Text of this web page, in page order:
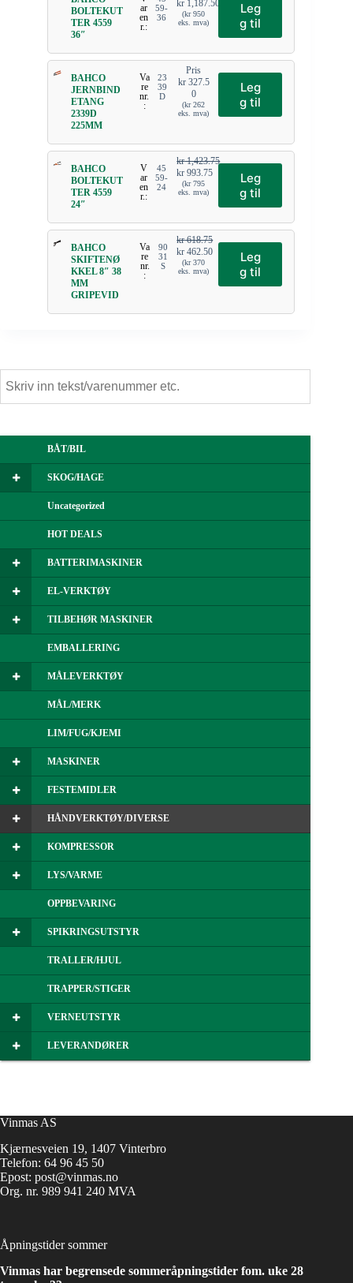
BOLTEKUT
TER 4559
36″
ar
en
r.:
59-
36
kr 1,187.50
(kr950
eks. mva)
Leg
g til
BAHCO
JERNBIND
ETANG
2339D
225MM
Va
re
nr.
:
23
39
D
Pris
kr327.5
0
(kr262
eks. mva)
Leg
g til
BAHCO
BOLTEKUT
TER 4559
24″
V
ar
en
r.:
45
59-
24
kr1,423.75
kr 993.75
(kr795
eks. mva)
Leg
g til
BAHCO
SKIFTENØ
KKEL 8″ 38
MM
GRIPEVID
Va
re
nr.
:
90
31
S
kr618.75
kr 462.50
(kr370
eks. mva)
Leg
g til
BÅT/BIL
SKOG/HAGE
Uncategorized
HOT DEALS
BATTERIMASKINER
EL-VERKTØY
TILBEHØR MASKINER
EMBALLERING
MÅLEVERKTØY
MÅL/MERK
LIM/FUG/KJEMI
MASKINER
FESTEMIDLER
HÅNDVERKTØY/DIVERSE
KOMPRESSOR
LYS/VARME
OPPBEVARING
SPIKRINGSUTSTYR
TRALLER/HJUL
TRAPPER/STIGER
VERNEUTSTYR
LEVERANDØRER
Vinmas AS
Kjærnesveien 19, 1407 Vinterbro
Telefon: 64 96 45 50
Epost: post@vinmas.no
Org. nr. 989 941 240 MVA
Åpningstider sommer
Vinmas har begrensede sommeråpningstider fom. uke 28